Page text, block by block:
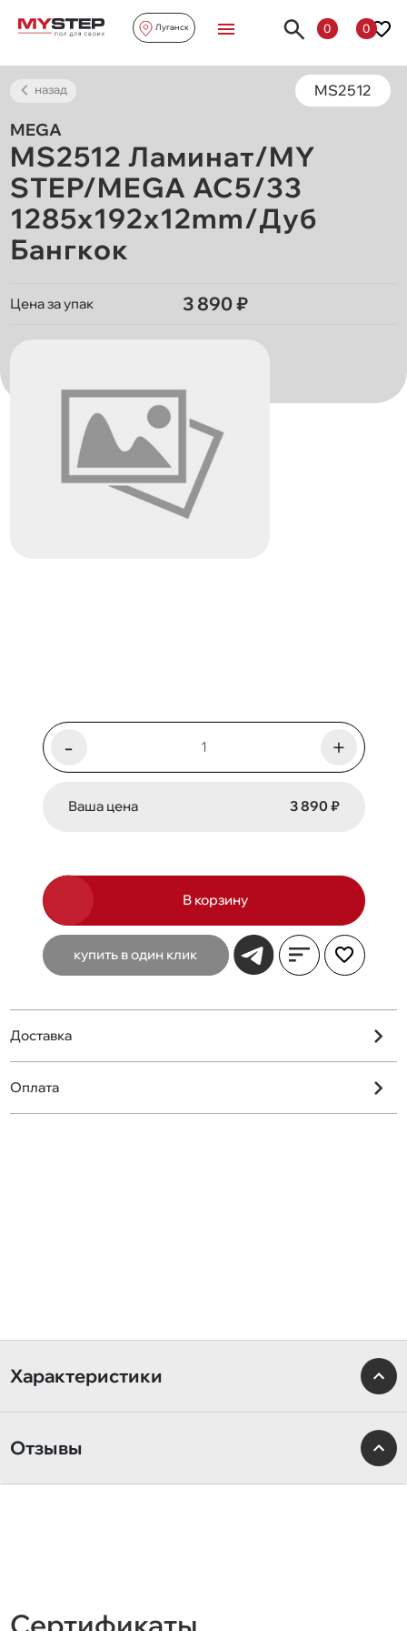
Луганск 0 0
назад MS2512
MEGA
MS2512 Ламинат/MY
STEP/MEGA AC5/33
1285х192х12mm/Дуб
Бангкок
Цена за упак 3 890 ₽
- +
Ваша цена 3 890 ₽
В корзину
купить в один клик
Доставка
Оплата
Характеристики
Отзывы